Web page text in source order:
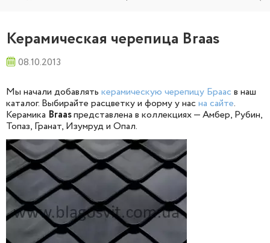
Керамическая черепица Braas
08.10.2013
Мы начали добавлять керамическую черепицу Браас в наш
каталог. Выбирайте расцветку и форму у насна сайте.
Керамика Braasпредставлена в коллекциях — Амбер, Рубин,
Топаз, Гранат, Изумруд и Опал.